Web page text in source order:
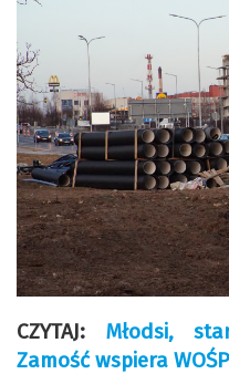
CZYTAJ: Młodsi,
Zamość wspiera WOŚP